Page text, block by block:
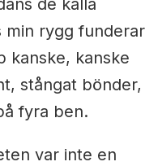
de kalla
min rygg funderar
kanske, kanske
stångat bönder,
fyra ben.
var inte en